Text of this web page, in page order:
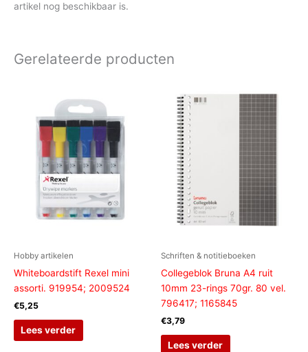
artikel nog beschikbaar is.
Gerelateerde producten
Hobby artikelen
Whiteboardstift Rexel mini
assorti. 919954; 2009524
€5,25
Lees verder
Schriften & notitieboeken
Collegeblok Bruna A4 ruit
10mm 23-rings 70gr. 80 vel.
796417; 1165845
€3,79
Lees verder